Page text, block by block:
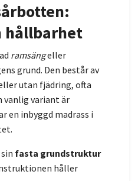
hållbarhet
ramsängeller
grund. Den består av
utan fjädring, ofta
vanlig variant är
en inbyggd madrass i
fasta grundstruktur
håller